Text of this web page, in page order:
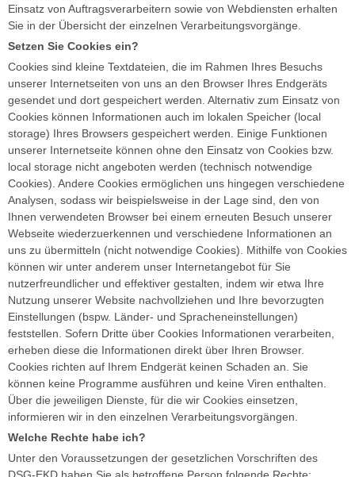
Einsatz von Auftragsverarbeitern sowie von Webdiensten erhalten
Sie in der Übersicht der einzelnen Verarbeitungsvorgänge.
Setzen Sie Cookies ein?
Cookies sind kleine Textdateien, die im Rahmen Ihres Besuchs
unserer Internetseiten von uns an den Browser Ihres Endgeräts
gesendet und dort gespeichert werden. Alternativ zum Einsatz von
Cookies können Informationen auch im lokalen Speicher (local
storage) Ihres Browsers gespeichert werden. Einige Funktionen
unserer Internetseite können ohne den Einsatz von Cookies bzw.
local storage nicht angeboten werden (technisch notwendige
Cookies). Andere Cookies ermöglichen uns hingegen verschiedene
Analysen, sodass wir beispielsweise in der Lage sind, den von
Ihnen verwendeten Browser bei einem erneuten Besuch unserer
Webseite wiederzuerkennen und verschiedene Informationen an
uns zu übermitteln (nicht notwendige Cookies). Mithilfe von Cookies
können wir unter anderem unser Internetangebot für Sie
nutzerfreundlicher und effektiver gestalten, indem wir etwa Ihre
Nutzung unserer Website nachvollziehen und Ihre bevorzugten
Einstellungen (bspw. Länder- und Spracheneinstellungen)
feststellen. Sofern Dritte über Cookies Informationen verarbeiten,
erheben diese die Informationen direkt über Ihren Browser.
Cookies richten auf Ihrem Endgerät keinen Schaden an. Sie
können keine Programme ausführen und keine Viren enthalten.
Über die jeweiligen Dienste, für die wir Cookies einsetzen,
informieren wir in den einzelnen Verarbeitungsvorgängen.
Welche Rechte habe ich?
Unter den Voraussetzungen der gesetzlichen Vorschriften des